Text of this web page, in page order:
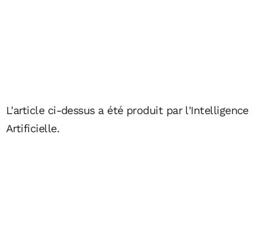
L'article ci-dessus a été produit par l'Intelligence
Artificielle.